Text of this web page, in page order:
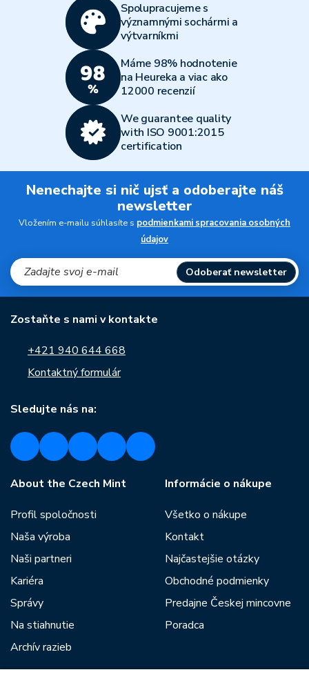
Spolupracujeme s
významnými sochármi a
výtvarníkmi
Máme 98% hodnotenie
na Heureka a viac ako
12000 recenzií
We guarantee quality
with ISO 9001:2015
certification
Nenechajte si nič ujsť a odoberajte náš
newsletter
Vložením e-mailu súhlasíte s podmienkami spracovania osobných
údajov
Odoberať newsletter
Zostaňte s nami v kontakte
+421 940 644 668
Kontaktný formulár
Sledujte nás na:
About the Czech Mint
Profil spoločnosti
Naša výroba
Naši partneri
Kariéra
Správy
Na stiahnutie
Archív razieb
Informácie o nákupe
Všetko o nákupe
Kontakt
Najčastejšie otázky
Obchodné podmienky
Predajne Českej mincovne
Poradca